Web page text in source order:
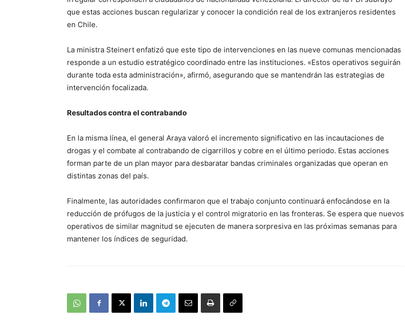
que estas acciones buscan regularizar y conocer la condición real de los extranjeros residentes
en Chile.
La ministra Steinert enfatizó que este tipo de intervenciones en las nueve comunas mencionadas
responde a un estudio estratégico coordinado entre las instituciones. «Estos operativos seguirán
durante toda esta administración», afirmó, asegurando que se mantendrán las estrategias de
intervención focalizada.
Resultados contra el contrabando
En la misma línea, el general Araya valoró el incremento significativo en las incautaciones de
drogas y el combate al contrabando de cigarrillos y cobre en el último periodo. Estas acciones
forman parte de un plan mayor para desbaratar bandas criminales organizadas que operan en
distintas zonas del país.
Finalmente, las autoridades confirmaron que el trabajo conjunto continuará enfocándose en la
reducción de prófugos de la justicia y el control migratorio en las fronteras. Se espera que nuevos
operativos de similar magnitud se ejecuten de manera sorpresiva en las próximas semanas para
mantener los índices de seguridad.